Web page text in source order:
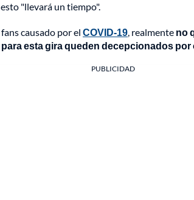
"llevará un tiempo".
causado por el COVID-19, realmente no
esta gira queden decepcionados
PUBLICIDAD